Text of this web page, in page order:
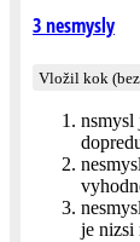
3 nesmysly
Vložil kok (bez
nsmysl
je nizsi